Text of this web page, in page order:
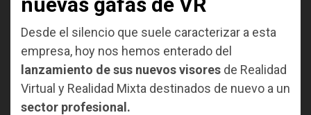
Desde el silencio que suele caracterizar a esta
empresa, hoy nos hemos enterado del
lanzamiento de sus nuevos visores de Realidad
Virtual y Realidad Mixta destinados de nuevo a un
sector profesional.